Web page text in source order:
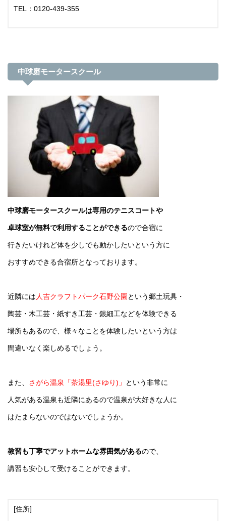
TEL：0120-439-355
中球磨モータースクール
中球磨モータースクールは専用のテニスコートや
卓球室が無料で利用することができるので合宿に
行きたいけれど体を少しでも動かしたいという方に
おすすめできる合宿所となっております。
近隣には 人吉クラフトパーク石野公園 という郷土玩具・
陶芸・木工芸・紙すき工芸・銀細工などを体験できる
場所もあるので、 様々なことを体験したいという方は
間違いなく楽しめるでしょう。
また、 さがら温泉「茶湯里(さゆり)」 という非常に
人気がある温泉も近隣にあるので温泉が大好きな人に
はたまらないのではないでしょうか。
教習も丁寧でアットホームな雰囲気があるので、
講習も安心して受けることができます。
[住所]